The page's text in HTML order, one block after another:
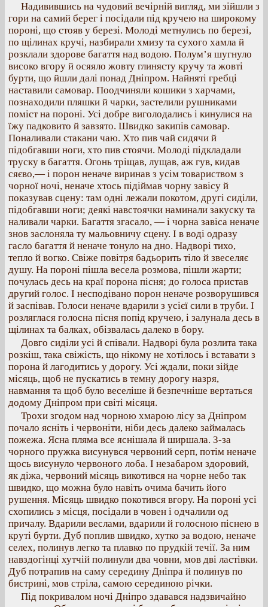
Надивившись на чудовий вечірній вигляд, ми зійшли з
гори на самий берег і посідали під кручею на широкому
пороні, що стояв у березі. Молоді метнулись по березі,
по щілинах кручі, назбирали хмизу та сухого хамла й
розклали здорове багаття над водою. Полум’я шугнуло
високо вгору й осяяло жовту глинясту кручу та жовті
бурти, що йшли далі понад Дніпром. Найняті гребці
наставили самовар. Поодчиняли кошики з харчами,
познаходили пляшки й чарки, застелили рушниками
поміст на пороні. Усі добре виголодались і кинулися на
їжу падковито й завзято. Швидко закипів самовар.
Поналивали стакани чаю. Хто пив чай сидячи й
підобгавши ноги, хто пив стоячи. Молоді підкладали
труску в багаття. Огонь тріщав, лущав, аж гув, кидав
сяєво,— і порон неначе виринав з усім товариством з
чорної ночі, неначе хтось підіймав чорну завісу й
показував сцену: там одні лежали покотом, другі сиділи,
підобгавши ноги; деякі навстоячки наминали закуску та
наливали чарки. Багаття згасало, — і чорна завіса неначе
знов заслоняла ту мальовничу сцену. І в воді одразу
гасло багаття й неначе тонуло на дно. Надворі тихо,
тепло й вогко. Свіже повітря бадьорить тіло й звеселяє
душу. На пороні пішла весела розмова, пішли жарти;
почулась десь на краї порона пісня; до голоса пристав
другий голос. І несподівано порон неначе розворушився
й заспівав. Голоси неначе вдарили з усієї сили в труби. І
розляглася голосна пісня попід кручею, і залунала десь в
щілинах та балках, обізвалась далеко в бору.
Довго сиділи усі й співали. Надворі була розлита така
розкіш, така свіжість, що нікому не хотілось і вставати з
порона й лагодитись у дорогу. Усі ждали, поки зійде
місяць, щоб не пускатись в темну дорогу назря,
навмання та щоб було веселіше й безпечніше вертаться
додому Дніпром при світі місяця.
Трохи згодом над чорною хмарою лісу за Дніпром
почало ясніть і червоніти, ніби десь далеко займалась
пожежа. Ясна пляма все яснішала й ширшала. З-за
чорного пружка висунувся червоний серп, потім неначе
щось висунуло червоного лоба. І незабаром здоровий,
як діжа, червоний місяць викотився на чорне небо так
швидко, що можна було навіть очима бачить його
рушення. Місяць швидко покотився вгору. На пороні усі
схопились з місця, посідали в човен і одчалили од
причалу. Вдарили веслами, вдарили й голосною піснею в
круті бурти. Дуб поплив швидко, хутко за водою, неначе
селех, полинув легко та плавко по прудкій течії. За ним
навздогінці хутчій полинули два човни, мов дві ластівки.
Дуб потрапив на саму середину Дніпра й полинув по
бистрині, мов стріла, самою серединою річки.
Під покривалом ночі Дніпро здавався надзвичайно